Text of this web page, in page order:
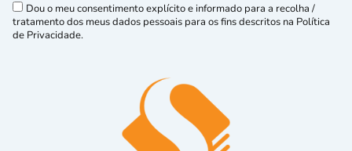
Dou o meu consentimento explícito e informado para a recolha /
tratamento dos meus dados pessoais para os fins descritos na Política
de Privacidade.